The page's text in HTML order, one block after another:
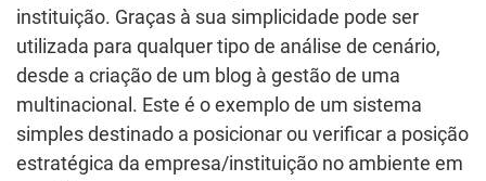
instituição. Graças à sua simplicidade pode ser
utilizada para qualquer tipo de análise de cenário,
desde a criação de um blog à gestão de uma
multinacional. Este é o exemplo de um sistema
simples destinado a posicionar ou verificar a posição
estratégica da empresa/instituição no ambiente em